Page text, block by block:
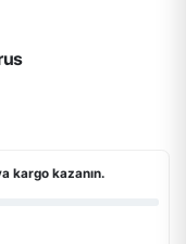
kargo kazanın.